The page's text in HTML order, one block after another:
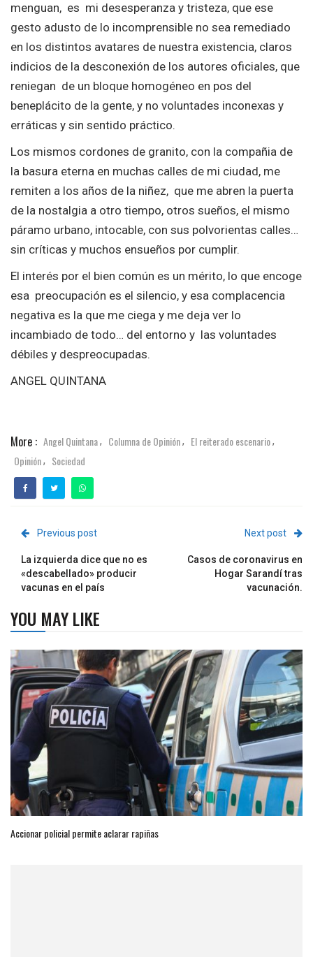
menguan, es mi desesperanza y tristeza, que ese
gesto adusto de lo incomprensible no sea remediado
en los distintos avatares de nuestra existencia, claros
indicios de la desconexión de los autores oficiales, que
reniegan de un bloque homogéneo en pos del
beneplácito de la gente, y no voluntades inconexas y
erráticas y sin sentido práctico.
Los mismos cordones de granito, con la compañia de
la basura eterna en muchas calles de mi ciudad, me
remiten a los años de la niñez, que me abren la puerta
de la nostalgia a otro tiempo, otros sueños, el mismo
páramo urbano, intocable, con sus polvorientas calles…
sin críticas y muchos ensueños por cumplir.
El interés por el bien común es un mérito, lo que encoge
esa preocupación es el silencio, y esa complacencia
negativa es la que me ciega y me deja ver lo
incambiado de todo… del entorno y las voluntades
débiles y despreocupadas.
ANGEL QUINTANA
More : Angel Quintana, Columna de Opinión, El reiterado escenario,
Opinión, Sociedad
Previous post
La izquierda dice que no es
«descabellado» producir
vacunas en el país
Next post
Casos de coronavirus en
Hogar Sarandí tras
vacunación.
YOU MAY LIKE
Accionar policial permite aclarar rapiñas